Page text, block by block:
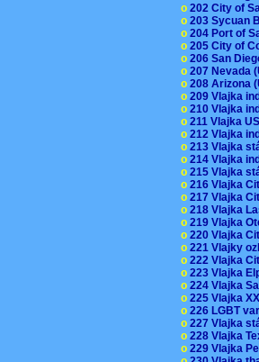
o 202 City of
o 203 Sycuan
o 204 Port of
o 205 City of
o 206 San
o 207 Nevada
o 208 Arizona
o 209 Vlajka
o 210 Vlajka
o 211 Vlajka
o 212 Vlajka
o 213 Vlajka
o 214 Vlajka
o 215 Vlajka
o 216 Vlajka
o 217 Vlajka
o 218 Vlajka
o 219 Vlajka
o 220 Vlajka
o 221 Vlajky
o 222 Vlajka
o 223 Vlajka
o 224 Vlajka
o 225 Vlajka
o 226 LGBT
o 227 Vlajka
o 228 Vlajka
o 229 Vlajka